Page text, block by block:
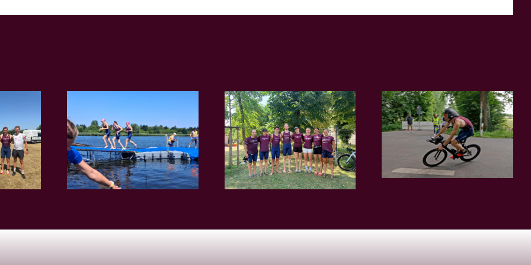
der
in
Weimar: Mädels
stürmen auf Platz
6
Landesliga-Auftakt
in Itzehoe!
Stuhr: Der nächste
Schritt zum
Meistertitel